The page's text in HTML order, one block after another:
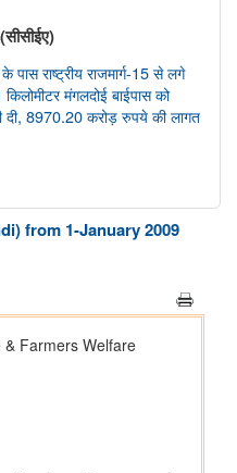
राष्ट्रीय राजमार्ग-15 से लगे
मंगलदोई बाईपास को
दी, 8970.20 करोड़ रुपये की लागत
ने सीसीआरएएस की 27वीं शासी
जानकारी दी
की स्थिति
from 1-January 2009